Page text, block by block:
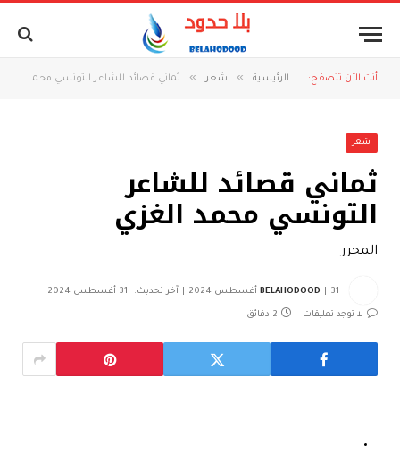
أنت الآن تتصفح: الرئيسية » شعر » ثماني قصائد للشاعر التونسي محمد الغزي
شعر
ثماني قصائد للشاعر
التونسي محمد الغزي
المحرر
BELAHODOOD 31 أغسطس 2024 آخر تحديث: 31 أغسطس 2024
لا توجد تعليقات 2 دقائق